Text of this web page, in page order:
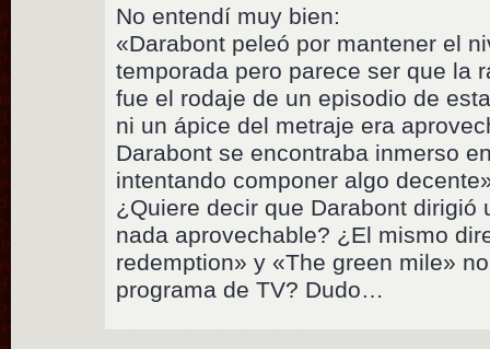
No entendí muy bien:
«Darabont peleó por mantener el
temporada pero parece ser que la
fue el rodaje de un episodio de
ni un ápice del metraje era
Darabont se encontraba inmerso
intentando componer algo
¿Quiere decir que Darabont dirigió
nada aprovechable? ¿El mismo
redemption» y «The green mile»
programa de TV? Dudo…